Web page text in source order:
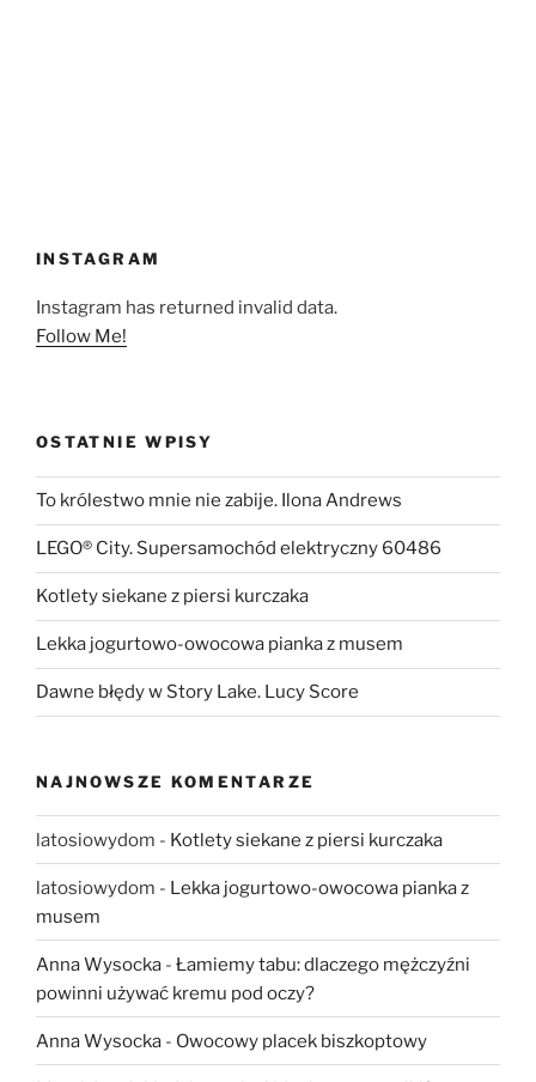
INSTAGRAM
Instagram has returned invalid data.
Follow Me!
OSTATNIE WPISY
To królestwo mnie nie zabije. Ilona Andrews
LEGO® City. Supersamochód elektryczny 60486
Kotlety siekane z piersi kurczaka
Lekka jogurtowo-owocowa pianka z musem
Dawne błędy w Story Lake. Lucy Score
NAJNOWSZE KOMENTARZE
latosiowydom - Kotlety siekane z piersi kurczaka
latosiowydom - Lekka jogurtowo-owocowa pianka z
musem
Anna Wysocka - Łamiemy tabu: dlaczego mężczyźni
powinni używać kremu pod oczy?
Anna Wysocka - Owocowy placek biszkoptowy